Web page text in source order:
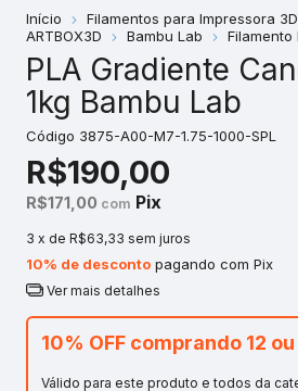
Início
Filamentos para Impressora
ARTBOX3D
Bambu Lab Filamento
PLA Gradiente
1kg Bambu Lab
Código 3875-A00-M7-1.75-1000-SPL
R$190,00
R$171,00 com Pix
3 x de R$63,33 sem juros
10% de desconto pagando com Pix
Ver mais detalhes
10% OFF comprando 12
Válido para este produto e todos da